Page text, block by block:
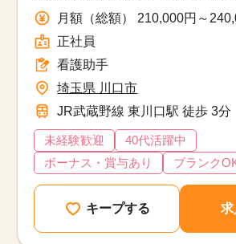
上★プライベートも大切にでき
月額（総額） 210,000円～
正社員
看護助手
埼玉県 川口市
JR武蔵野線 東川口駅 徒歩 3分
未経験歓迎
40代活躍中
ボーナス・賞与あり
ブランク
キープする 求